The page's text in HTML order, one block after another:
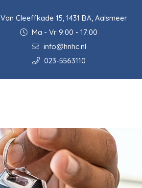
Van Cleeffkade 15, 1431 BA, Aalsmeer
Ma - Vr 9:00 - 17:00
info@hnhc.nl
023-5563110